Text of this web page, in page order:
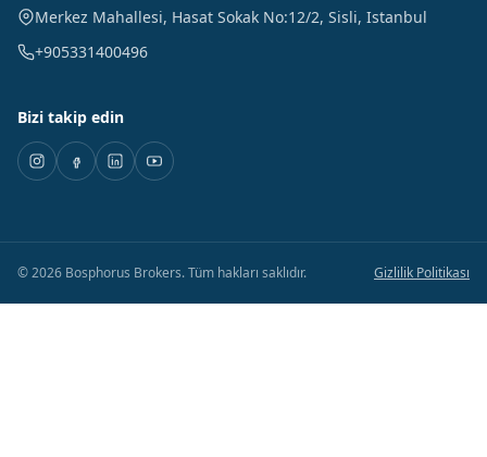
Merkez Mahallesi, Hasat Sokak No:12/2, Sisli, Istanbul
+905331400496
Bizi takip edin
©2026 Bosphorus Brokers.Tüm hakları saklıdır. Gizlilik Politikası